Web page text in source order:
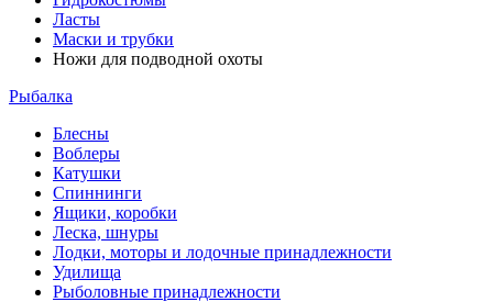
Ласты
Маски и трубки
Ножи для подводной охоты
Рыбалка
Блесны
Воблеры
Катушки
Спиннинги
Ящики, коробки
Леска, шнуры
Лодки, моторы и лодочные принадлежности
Удилища
Рыболовные принадлежности